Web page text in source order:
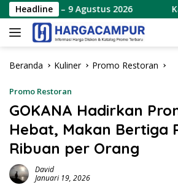
Langsung
ke
konten
Headline
7 – 9 Agustus 2026
Beranda Kuliner Promo Restoran
Promo Restoran
GOKANA Hadirkan
Hebat, Makan Bertiga
Ribuan per Orang
David
Januari 19, 2026